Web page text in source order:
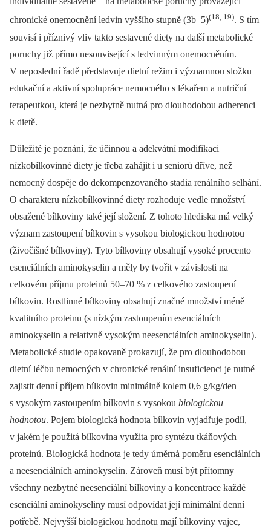
chronické onemocnění ledvin vyššího stupně (3b–5)(18, 19). S tím
souvisí i příznivý vliv takto sestavené diety na další metabolické
poruchy již přímo nesouvisející s ledvinným onemocněním.
V neposlední řadě představuje dietní režim i významnou složku
edukační a aktivní spolupráce nemocného s lékařem a nutriční
terapeutkou, která je nezbytně nutná pro dlouhodobou adherenci
k dietě.
Důležité je poznání, že účinnou a adekvátní modifikaci
nízkobílkovinné diety je třeba zahájit i u seniorů dříve, než
nemocný dospěje do dekompenzovaného stadia renálního selhání.
O charakteru nízkobílkovinné diety rozhoduje vedle množství
obsažené bílkoviny také její složení. Z tohoto hlediska má velký
význam zastoupení bílkovin s vysokou biologickou hodnotou
(živočišné bílkoviny). Tyto bílkoviny obsahují vysoké procento
esenciálních aminokyselin a měly by tvořit v závislosti na
celkovém příjmu proteinů 50–70 % z celkového zastoupení
bílkovin. Rostlinné bílkoviny obsahují značné množství méně
kvalitního proteinu (s nízkým zastoupením esenciálních
aminokyselin a relativně vysokým neesenciálních aminokyselin).
Metabolické studie opakovaně prokazují, že pro dlouhodobou
dietní léčbu nemocných v chronické renální insuficienci je nutné
zajistit denní příjem bílkovin minimálně kolem 0,6 g/kg/den
s vysokým zastoupením bílkovin s vysokou biologickou
hodnotou. Pojem biologická hodnota bílkovin vyjadřuje podíl,
v jakém je použitá bílkovina využita pro syntézu tkáňových
proteinů. Biologická hodnota je tedy úměrná poměru esenciálních
a neesenciálních aminokyselin. Zároveň musí být přítomny
všechny nezbytné neesenciální bílkoviny a koncentrace každé
esenciální aminokyseliny musí odpovídat její minimální denní
potřebě. Nejvyšší biologickou hodnotu mají bílkoviny vajec,